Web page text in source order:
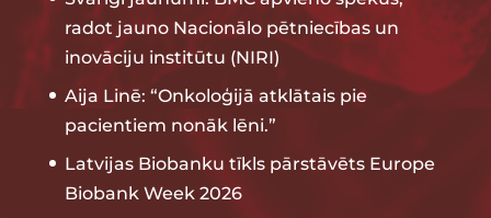
radot jauno Nacionālo pētniecības un
inovāciju institūtu (NIRI)
Aija Linē: “Onkoloģijā atklātais pie
pacientiem nonāk lēni.”
Latvijas Biobanku tīkls pārstāvēts Europe
Biobank Week 2026